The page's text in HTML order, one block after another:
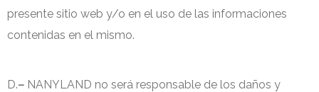
presente sitio web y/o en el uso de las informaciones
contenidas en el mismo.
D.– NANYLAND no será responsable de los daños y